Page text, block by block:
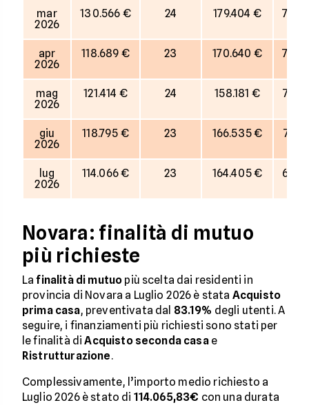
mar
2026
130.566 € 24 179.404 € 73%
apr
2026
118.689 € 23 170.640 € 70%
mag
2026
121.414 € 24 158.181 € 77%
giu
2026
118.795 € 23 166.535 € 71%
lug
2026
114.066 € 23 164.405 € 69%
Novara: finalità di mutuo
più richieste
Lafinalità di mutuo più scelta dai residenti in
provincia di Novara a Luglio 2026 è stata Acquisto
prima casa, preventivata dal 83.19% degli utenti. A
seguire, i finanziamenti più richiesti sono stati per
le finalità diAcquisto seconda casae
Ristrutturazione.
Complessivamente, l’importo medio richiesto a
Luglio 2026 è stato di 114.065,83€ con una durata